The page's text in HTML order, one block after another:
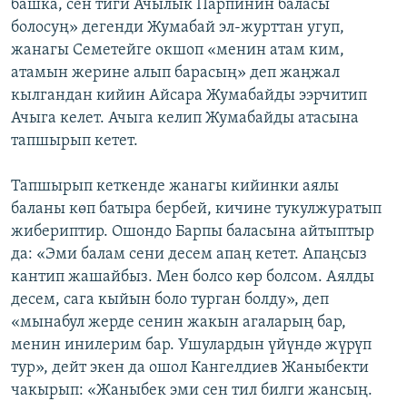
башка, сен тиги Ачылык Парпинин баласы
болосуң» дегенди Жумабай эл-журттан угуп,
жанагы Семетейге окшоп «менин атам ким,
атамын жерине алып барасың» деп жаңжал
кылгандан кийин Айсара Жумабайды ээрчитип
Ачыга келет. Ачыга келип Жумабайды атасына
тапшырып кетет.
Тапшырып кеткенде жанагы кийинки аялы
баланы көп батыра бербей, кичине тукулжуратып
жибериптир. Ошондо Барпы баласына айтыптыр
да: «Эми балам сени десем апаң кетет. Апаңсыз
кантип жашайбыз. Мен болсо көр болсом. Аялды
десем, сага кыйын боло турган болду», деп
«мынабул жерде сенин жакын агаларың бар,
менин инилерим бар. Ушулардын үйүндө жүрүп
тур», дейт экен да ошол Кангелдиев Жаныбекти
чакырып: «Жаныбек эми сен тил билги жансың.